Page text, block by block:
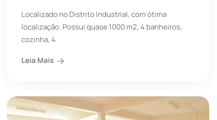
Localizado no Distrito Industrial, com ótima
localização. Possui quase 1000 m2, 4 banheiros,
cozinha, 4
Leia Mais